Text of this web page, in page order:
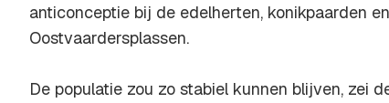
anticonceptie bij de edelherten, konikpaarden
Oostvaardersplassen.
De populatie zou zo stabiel kunnen blijven, zei